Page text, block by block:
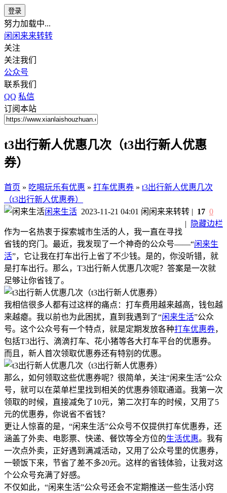
登录
努力加载中...
闲闲来来转转
关注
关注我们
公众号
联系我们
QQ 私信
订阅本站
t3出行新人优惠几次（t3出行新人优惠
券）
首页 » 吃喝玩乐有优惠 » 打车优惠券 » t3出行新人优惠几次
（t3出行新人优惠券）
闲来生活 2023-11-21 04:01 闲闲来来转转
|
隐藏边栏
| 17 0
作为一名热衷于探索城市生活的人，我一直在寻找
省钱的窍门。最近，我发现了一个神奇的公众号——“闲来生
活”，它让我在打车出行上省了不少钱。是的，你没听错，就
是打车出行。那么，T3出行新人优惠几次呢？答案是一次就
足够让你省钱了。
我相信很多人都有过这样的痛点：打车费用越来越高，钱包越
来越瘪。我以前也为此困扰，直到我遇到了“闲来生活”公众
号。这个公众号有一个特点，就是定期发放各种打车优惠券，
包括T3出行、滴滴打车、花小猪等各大打车平台的优惠券。
而且，新人首次领取优惠券还有特别的优惠。
那么，如何领取这些优惠券呢？很简单，关注“闲来生活”公众
号，就可以在菜单栏里找到相关的优惠券领取通道。我第一次
领取的时候，直接减免了10元，第二次打车的时候，又用了5
元的优惠券，你说省不省钱？
更让人惊喜的是，“闲来生活”公众号不仅提供打车优惠券，还
涵盖了外卖、电影票、快递、餐饮等全方位的生活优惠。我有
一次点外卖，正好遇到满减活动，又用了公众号里的优惠券，
一顿饭下来，节省了差不多20元。这样的省钱体验，让我对这
个公众号充满了好感。
不仅如此，“闲来生活”公众号还会不定期推送一些生活小窍